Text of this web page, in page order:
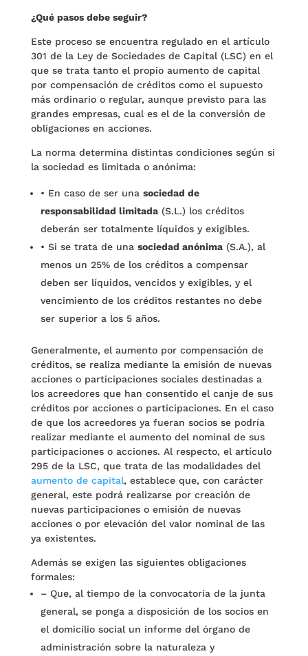
¿Qué pasos debe seguir?
Este proceso se encuentra regulado en el artículo
301 de la Ley de Sociedades de Capital (LSC) en el
que se trata tanto el propio aumento de capital
por compensación de créditos como el supuesto
más ordinario o regular, aunque previsto para las
grandes empresas, cual es el de la conversión de
obligaciones en acciones.
La norma determina distintas condiciones según si
la sociedad es limitada o anónima:
• En caso de ser una sociedad de
responsabilidad limitada(S.L.) los créditos
deberán ser totalmente líquidos y exigibles.
• Si se trata de una sociedad anónima(S.A.), al
menos un 25% de los créditos a compensar
deben ser líquidos, vencidos y exigibles, y el
vencimiento de los créditos restantes no debe
ser superior a los 5 años.
Generalmente, el aumento por compensación de
créditos, se realiza mediante la emisión de nuevas
acciones o participaciones sociales destinadas a
los acreedores que han consentido el canje de sus
créditos por acciones o participaciones. En el caso
de que los acreedores ya fueran socios se podría
realizar mediante el aumento del nominal de sus
participaciones o acciones. Al respecto, el artículo
295 de la LSC, que trata de las modalidades del
aumento de capital, establece que, con carácter
general, este podrá realizarse por creación de
nuevas participaciones o emisión de nuevas
acciones o por elevación del valor nominal de las
ya existentes.
Además se exigen las siguientes obligaciones
formales:
– Que, al tiempo de la convocatoria de la junta
general, se ponga a disposición de los socios en
el domicilio social un informe del órgano de
administración sobre la naturaleza y